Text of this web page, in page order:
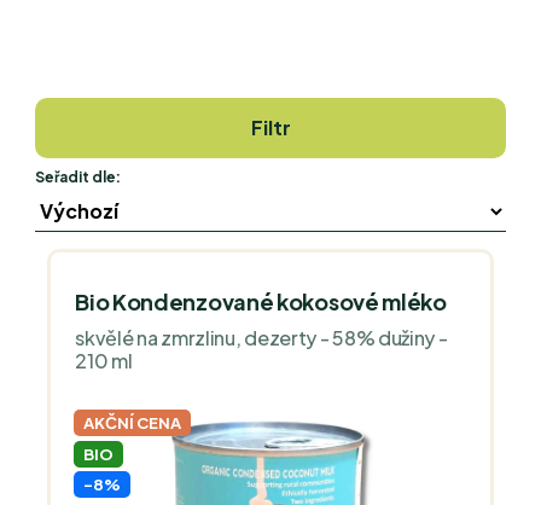
Filtr
Seřadit dle:
Bio Kondenzované kokosové mléko
skvělé na zmrzlinu, dezerty - 58% dužiny -
210 ml
AKČNÍ CENA
BIO
-8%